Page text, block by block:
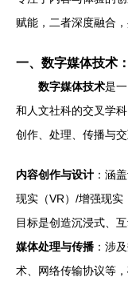
赋能，二者深度融合
一、数字媒体技术
数字媒体技术是
和人文社科的交叉学
创作、处理、传播与
内容创作与设计 ：涵
现实（VR）/增强现实
目标是创造沉浸式、
媒体处理与传播 ：涉
术、网络传输协议等